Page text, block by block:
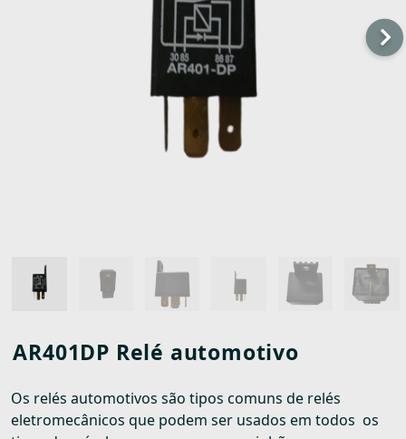
AR401DP Relé automotivo
Os relés automotivos são tipos comuns de relés
eletromecânicos que podem ser usados em todos os